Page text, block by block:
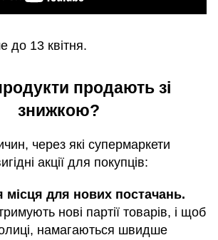
до 13 квітня.
продають зі
знижкою?
через які супермаркети
акції для покупців:
місця для нових постачань.
нові партії товарів, і щоб
намагаються швидше